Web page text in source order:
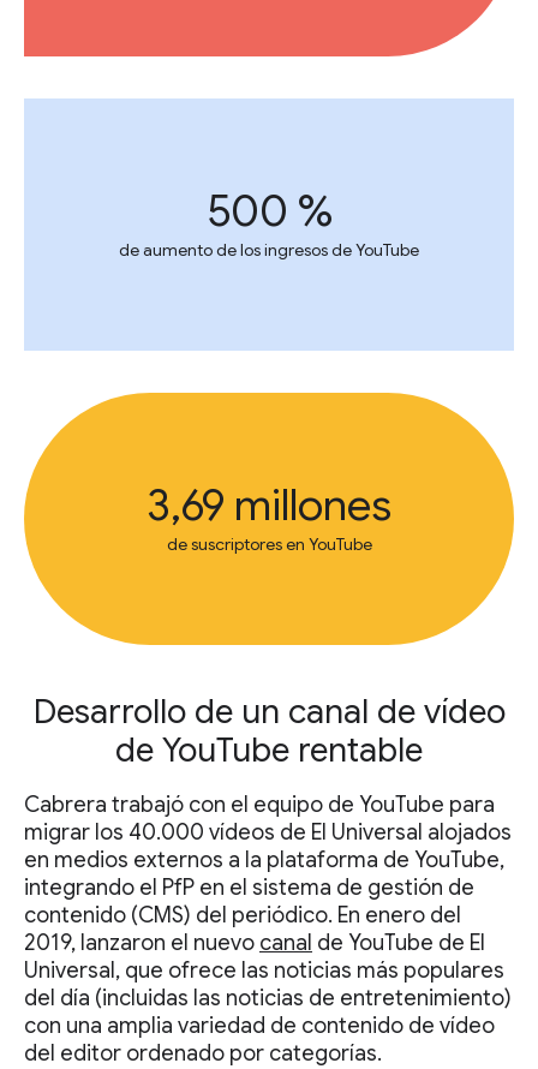
500 %
de aumento de los ingresos de YouTube
3,69 millones
de suscriptores en YouTube
Desarrollo de un canal de vídeo
de YouTube rentable
Cabrera trabajó con el equipo de YouTube para
migrar los 40.000 vídeos de El Universal alojados
en medios externos a la plataforma de YouTube,
integrando el PfP en el sistema de gestión de
contenido (CMS) del periódico. En enero del
2019, lanzaron el nuevo canal de YouTube de El
Universal, que ofrece las noticias más populares
del día (incluidas las noticias de entretenimiento)
con una amplia variedad de contenido de vídeo
del editor ordenado por categorías.